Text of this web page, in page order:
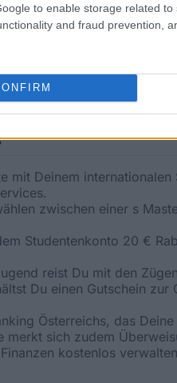
to enable storage related to
and fraud prevention,
für
hat.
winken zudem noch
Du im Studentenalltag viel
mit Deinem
zwischen einer s
Studentenkonto 20 €
reist Du mit den
Du einen Gutschein
Österreichs, das
sich zudem
kostenlos